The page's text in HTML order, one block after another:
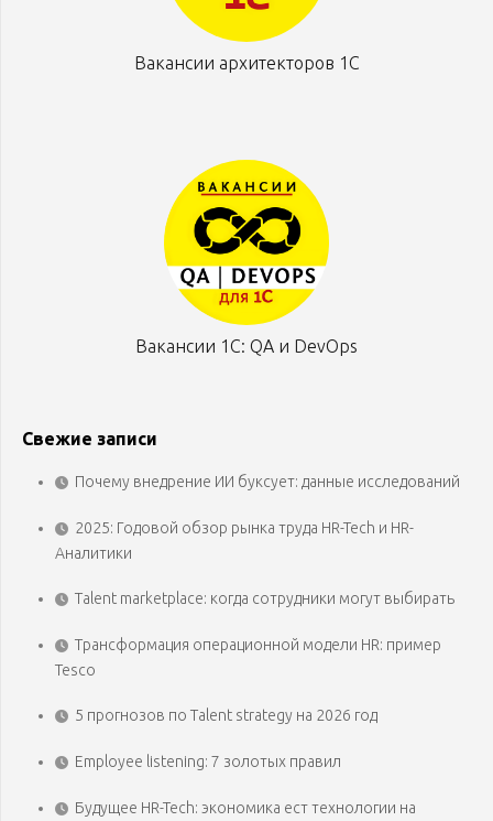
Вакансии архитекторов 1С
Вакансии 1С: QA и DevOps
Свежие записи
Почему внедрение ИИ буксует: данные исследований
2025: Годовой обзор рынка труда HR-Tech и HR-
Аналитики
Talent marketplace: когда сотрудники могут выбирать
Трансформация операционной модели HR: пример
Tesco
5 прогнозов по Talent strategy на 2026 год
Employee listening: 7 золотых правил
Будущее HR-Tech: экономика ест технологии на